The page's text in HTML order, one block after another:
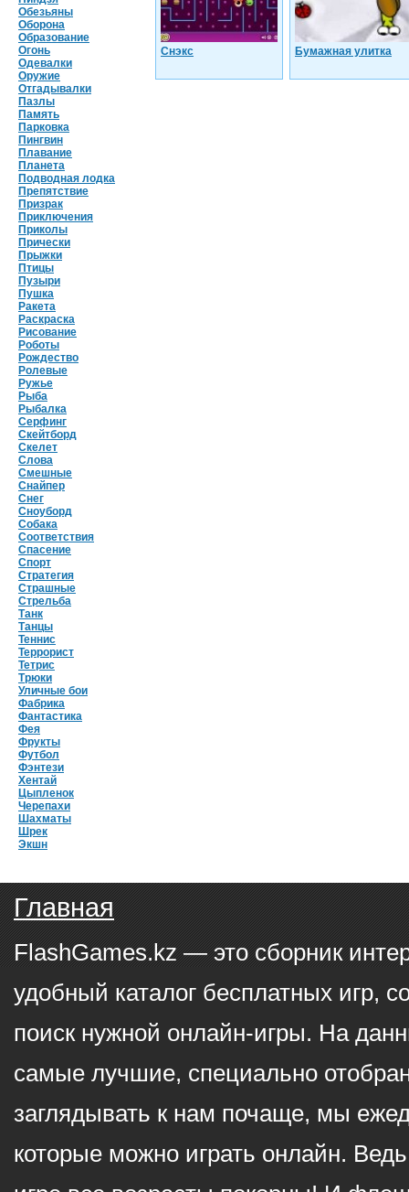
Обезьяны
Оборона
Образование
Огонь
Одевалки
Оружие
Отгадывалки
Пазлы
Память
Парковка
Пингвин
Плавание
Планета
Подводная лодка
Препятствие
Призрак
Приключения
Приколы
Прически
Прыжки
Птицы
Пузыри
Пушка
Ракета
Раскраска
Рисование
Роботы
Рождество
Ролевые
Ружье
Рыба
Рыбалка
Серфинг
Скейтборд
Скелет
Слова
Смешные
Снайпер
Снег
Сноуборд
Собака
Соответствия
Спасение
Спорт
Стратегия
Страшные
Стрельба
Танк
Танцы
Теннис
Террорист
Тетрис
Трюки
Уличные бои
Фабрика
Фантастика
Фея
Фрукты
Футбол
Фэнтези
Хентай
Цыпленок
Черепахи
Шахматы
Шрек
Экшн
Снэкс Бумажная улитка
Главная
FlashGames.kz — это сборник
удобный каталог бесплатных игр,
поиск нужной онлайн-игры. На
самые лучшие, специально
заглядывать к нам почаще, мы
которые можно играть онлайн.